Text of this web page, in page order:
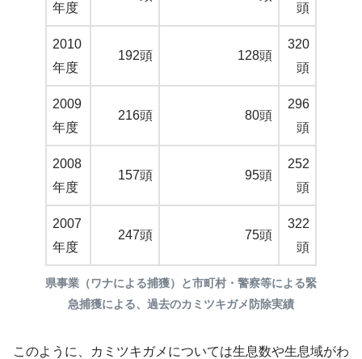
年度
頭
2010
年度
192頭 128頭
320
頭
2009
年度
216頭 80頭
296
頭
2008
年度
157頭 95頭
252
頭
2007
年度
247頭 75頭
322
頭
県事業（ワナによる捕獲）と市町村・警察等による緊
急捕獲による、過去のカミツキガメ防除実績
このように、カミツキガメについては生息数や生息域がわ